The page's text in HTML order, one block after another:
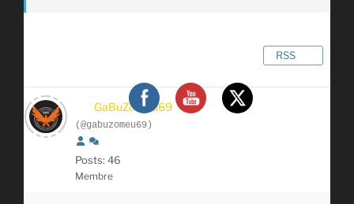
RSS
GaBuZoMeu69
(@gabuzomeu69)
Posts: 46
Membre